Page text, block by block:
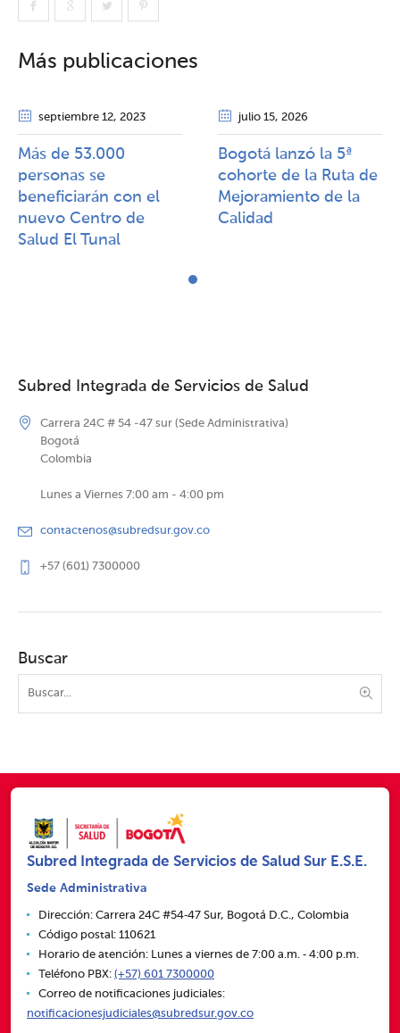
Más publicaciones
septiembre 12, 2023
Más de 53.000
personas se
beneficiarán con el
nuevo Centro de
Salud El Tunal
julio 15, 2026
Bogotá lanzó la 5ª
cohorte de la Ruta de
Mejoramiento de la
Calidad​​
Subred Integrada de Servicios de Salud
Carrera 24C # 54 -47 sur (Sede Administrativa)
Bogotá
Colombia
Lunes a Viernes 7:00 am - 4:00 pm
contactenos@subredsur.gov.co
+57 (601) 7300000
Buscar
Subred Integrada de Servicios de Salud Sur E.S.E.
Sede Administrativa
Dirección: Carrera 24C #54‑47 Sur, Bogotá D.C., Colombia
Código postal: 110621
Horario de atención: Lunes a viernes de 7:00 a.m. ‑ 4:00 p.m.
Teléfono PBX: (+57) 601 7300000
Correo de notificaciones judiciales:
notificacionesjudiciales@subredsur.gov.co